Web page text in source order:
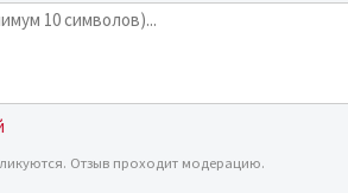
Отзыв проходит модерацию.